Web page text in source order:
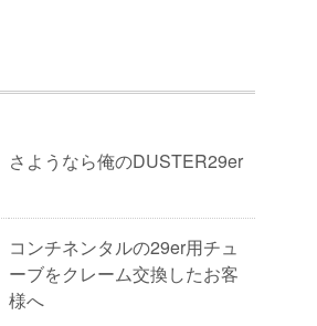
さようなら俺のDUSTER29er
コンチネンタルの29er用チュ
ーブをクレーム交換したお客
様へ